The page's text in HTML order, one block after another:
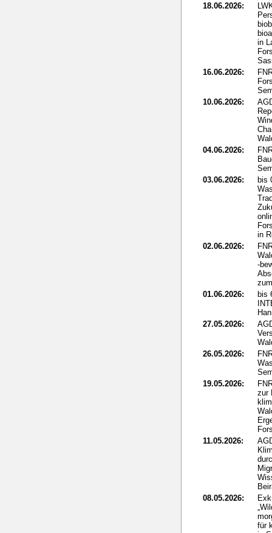
18.06.2026:
in
16.06.2026:
10.06.2026:
04.06.2026:
03.06.2026:
bis
in
02.06.2026:
-
01.06.2026:
bis
27.05.2026:
26.05.2026:
19.05.2026:
zur
11.05.2026:
08.05.2026:
für